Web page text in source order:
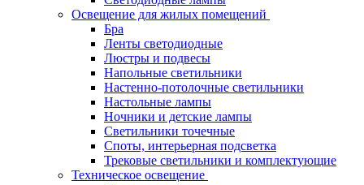
Освещение для жилых помещений
Бра
Ленты светодиодные
Люстры и подвесы
Напольные светильники
Настенно-потолочные светильники
Настольные лампы
Ночники и детские лампы
Светильники точечные
Споты, интерьерная подсветка
Трековые светильники и комплектующие
Техническое освещение